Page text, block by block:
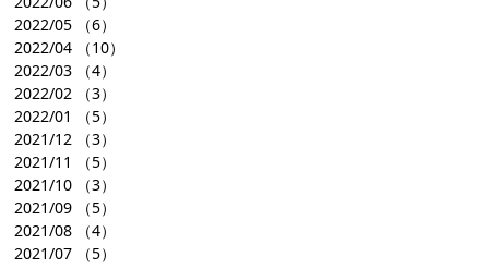
2022/05 （6）
2022/04 （10）
2022/03 （4）
2022/02 （3）
2022/01
（5）
2021/12 （3）
2021/11
（5）
2021/10 （3）
2021/09 （5）
2021/08 （4）
2021/07 （5）